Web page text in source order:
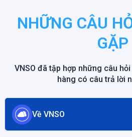
NHỮNG CÂU
GẶP
VNSO đã tập hợp những câu
hàng có câu trả lời
Về VNSO